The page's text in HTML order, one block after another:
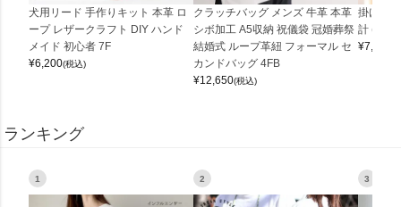
犬用リード 手作りキット 本革 ロ
ープ レザークラフト DIY ハンド
メイド 初心者 7F
¥6,200(税込)
クラッチバッグ メンズ 牛革 本革
シボ加工 A5収納 祝儀袋 冠婚葬祭
結婚式 ループ革紐 フォーマル セ
カンドバッグ 4FB
¥12,650(税込)
掛け時
計
¥7,150
ランキング
1 2 3